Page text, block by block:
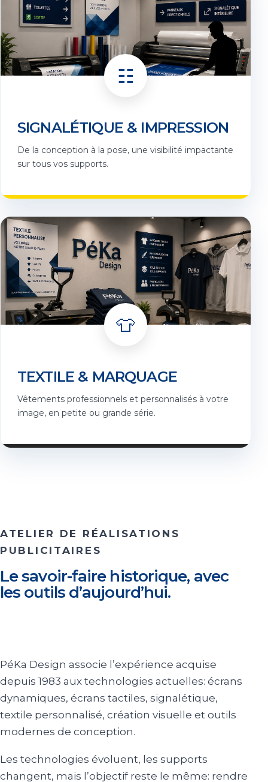
☷
SIGNALÉTIQUE & IMPRESSION
De la conception à la pose, une visibilité impactante
sur tous vos supports.
👕
TEXTILE & MARQUAGE
Vêtements professionnels et personnalisés à votre
image, en petite ou grande série.
ATELIER DE RÉALISATIONS
PUBLICITAIRES
Le savoir-faire historique, avec
les outils d’aujourd’hui.
PéKa Design associe l’expérience acquise
depuis 1983 aux technologies actuelles: écrans
dynamiques, écrans tactiles, signalétique,
textile personnalisé, création visuelle et outils
modernes de conception.
Les technologies évoluent, les supports
changent, mais l’objectif reste le même: rendre